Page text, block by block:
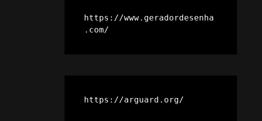
https://www.geradordesenha
.com/
https://arguard.org/